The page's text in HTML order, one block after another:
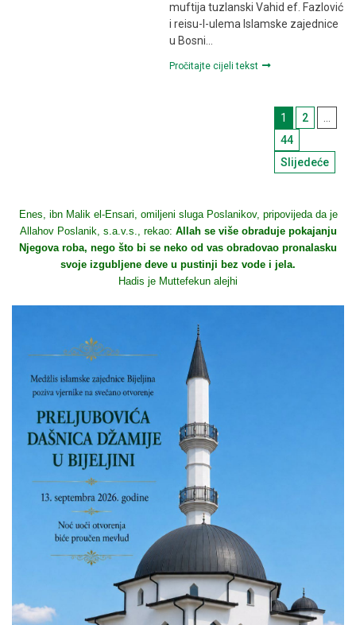
muftija tuzlanski Vahid ef. Fazlović
i reisu-l-ulema Islamske zajednice
u Bosni…
Pročitajte cijeli tekst
1 2
…
44
Slijedeće
Enes, ibn Malik el-Ensari, omiljeni sluga Poslanikov, pripovijeda da je
Allahov Poslanik, s.a.v.s., rekao: Allah se više obraduje pokajanju
Njegova roba, nego što bi se neko od vas obradovao pronalasku
svoje izgubljene deve u pustinji bez vode i jela.
Hadis je Muttefekun alejhi